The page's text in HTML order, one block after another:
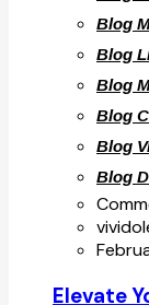
Blog
Blog
Blog
Blog
Blog
Blog
Elevate